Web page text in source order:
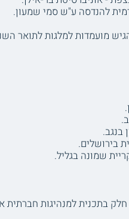
מועמדות למלגות לתואר
בנגב.
בירושלים.
שמונה בגליל.
בתכנית למנהיגות